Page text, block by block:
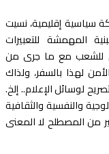
سياسية إقليمية، نسيت
المهمشة للتعبيرات
للشعب مع ما جرى من
لهذا بالسفر، ولذاك
لوسائل الإعلام.. إلخ.
والنفسية والثقافية
من المصطلح لا المعنى